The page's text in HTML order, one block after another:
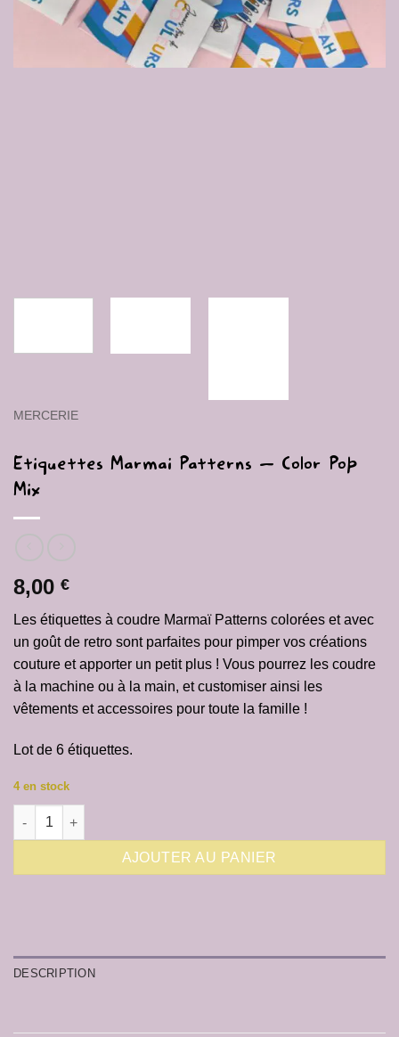
MERCERIE
Etiquettes Marmai Patterns – Color Pop
Mix
8,00 €
Les étiquettes à coudre Marmaï Patterns colorées et avec
un goût de retro sont parfaites pour pimper vos créations
couture et apporter un petit plus ! Vous pourrez les coudre
à la machine ou à la main, et customiser ainsi les
vêtements et accessoires pour toute la famille !
Lot de 6 étiquettes.
4 en stock
quantité de Etiquettes Marmai Patterns - Color Pop Mix
AJOUTER AU PANIER
DESCRIPTION